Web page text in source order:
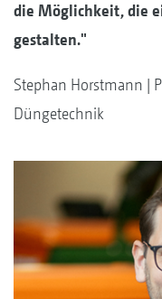
die Möglichkeit, die
gestalten."
Stephan Horstmann |
Düngetechnik